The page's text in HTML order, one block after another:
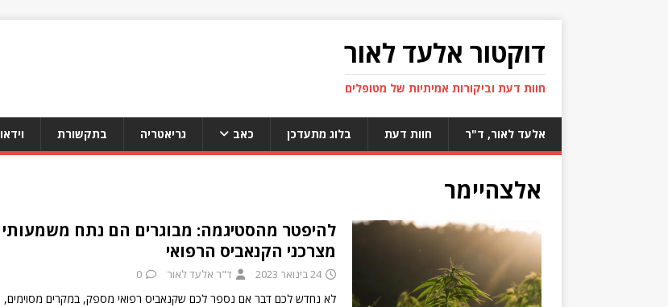
דוקטור אלעד לאור
חוות דעת וביקורות אמיתיות של מטופלים
אלעד לאור, ד"ר חוות דעת בלוג מתעדכן כאב גריאטריה בתקשורת וידאו
אלצהיימר
להיפטר מהסטיגמה: מבוגרים הם נתח משמעותי
מצרכני הקנאביס הרפואי
24 בינואר 2023 ד"ר אלעד לאור 0
לא נחדש לכם דבר אם נספר לכם שקנאביס רפואי מספק, במקרים מסוימים,